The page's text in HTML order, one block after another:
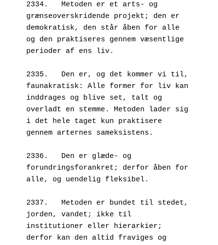
2334.   Metoden er et arts- og
grænseoverskridende projekt; den er
demokratisk, den står åben for alle
og den praktiseres gennem væsentlige
perioder af ens liv.
2335.   Den er, og det kommer vi til,
faunakratisk: Alle former for liv kan
inddrages og blive set, talt og
overladt en stemme. Metoden lader sig
i det hele taget kun praktisere
gennem arternes sameksistens.
2336.   Den er glæde- og
forundringsforankret; derfor åben for
alle, og uendelig fleksibel.
2337.   Metoden er bundet til stedet,
jorden, vandet; ikke til
institutioner eller hierarkier;
derfor kan den altid fraviges og